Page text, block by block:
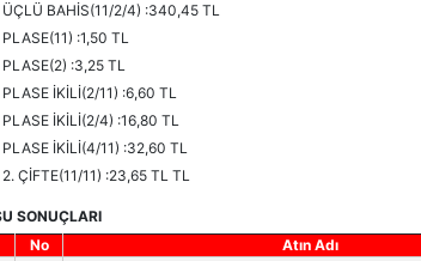
ÜÇLÜ BAHİS(11/2/4) :340,45 TL
PLASE(11) :1,50 TL
PLASE(2) :3,25 TL
PLASE İKİLİ(2/11) :6,60 TL
PLASE İKİLİ(2/4) :16,80 TL
PLASE İKİLİ(4/11) :32,60 TL
2. ÇİFTE(11/11) :23,65 TL TL
SONUÇLARI
No Atın Adı